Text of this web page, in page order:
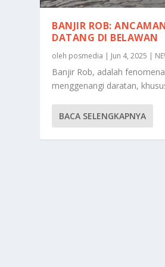
BANJIR ROB:
DATANG DI BELAWAN
oleh posmedia | Jun 4, 2025 |
Banjir Rob, adalah
menggenangi daratan,
BACA SELENGKAPNYA